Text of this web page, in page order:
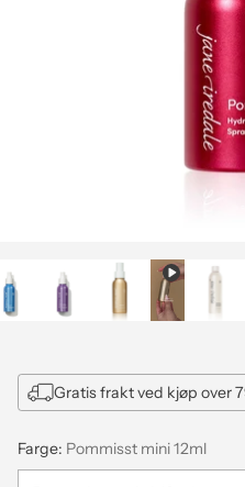
Gratis frakt ved kjøp over
Farge: Pommisst mini 12ml